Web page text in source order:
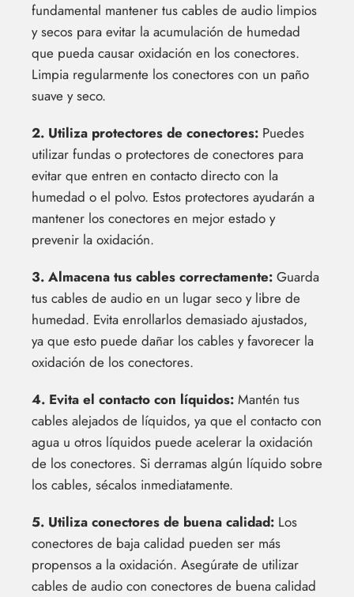
fundamental mantener tus cables de audio limpios
y secos para evitar la acumulación de humedad
que pueda causar oxidación en los conectores.
Limpia regularmente los conectores con un paño
suave y seco.
2. Utiliza protectores de conectores: Puedes
utilizar fundas o protectores de conectores para
evitar que entren en contacto directo con la
humedad o el polvo. Estos protectores ayudarán a
mantener los conectores en mejor estado y
prevenir la oxidación.
3. Almacena tus cables correctamente: Guarda
tus cables de audio en un lugar seco y libre de
humedad. Evita enrollarlos demasiado ajustados,
ya que esto puede dañar los cables y favorecer la
oxidación de los conectores.
4. Evita el contacto con líquidos: Mantén tus
cables alejados de líquidos, ya que el contacto con
agua u otros líquidos puede acelerar la oxidación
de los conectores. Si derramas algún líquido sobre
los cables, sécalos inmediatamente.
5. Utiliza conectores de buena calidad: Los
conectores de baja calidad pueden ser más
propensos a la oxidación. Asegúrate de utilizar
cables de audio con conectores de buena calidad